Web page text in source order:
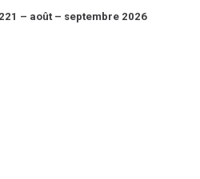
– août – septembre 2026